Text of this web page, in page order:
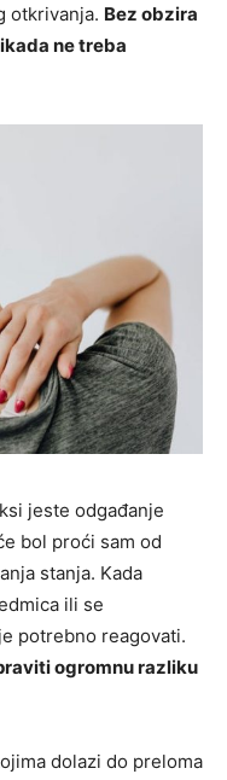
otkrivanja. Bez obzira
ne treba
jeste odgađanje
bol proći sam od
stanja. Kada
ili se
potrebno reagovati.
ogromnu razliku
dolazi do preloma